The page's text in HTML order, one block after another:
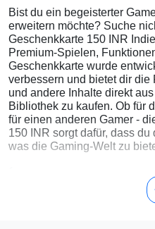
Bist du ein begeisterter
erweitern möchte? Suche
Geschenkkarte 150 INR
Premium-Spielen,
Geschenkkarte wurde
verbessern und bietet dir
und andere Inhalte direkt
Bibliothek zu kaufen. Ob für
für einen anderen Gamer -
150 INR sorgt dafür, dass
was die Gaming-Welt zu
Einfache Schritte zur
Wallet Geschenkkarte